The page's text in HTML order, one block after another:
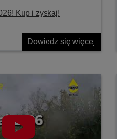
Kup i zyskaj!
Dowiedz się więcej